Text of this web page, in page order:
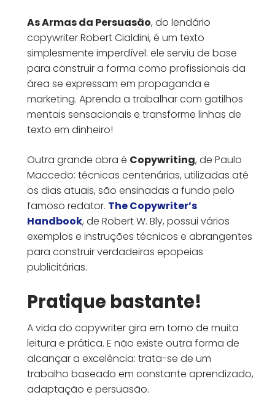
As Armas da Persuasão, do lendário
copywriter Robert Cialdini, é um texto
simplesmente imperdível: ele serviu de base
para construir a forma como profissionais da
área se expressam em propaganda e
marketing. Aprenda a trabalhar com gatilhos
mentais sensacionais e transforme linhas de
texto em dinheiro!
Outra grande obra é Copywriting, de Paulo
Maccedo: técnicas centenárias, utilizadas até
os dias atuais, são ensinadas a fundo pelo
famoso redator. The Copywriter’s
Handbook, de Robert W. Bly, possui vários
exemplos e instruções técnicos e abrangentes
para construir verdadeiras epopeias
publicitárias.
Pratique bastante!
A vida do copywriter gira em torno de muita
leitura e prática. E não existe outra forma de
alcançar a excelência: trata-se de um
trabalho baseado em constante aprendizado,
adaptação e persuasão.